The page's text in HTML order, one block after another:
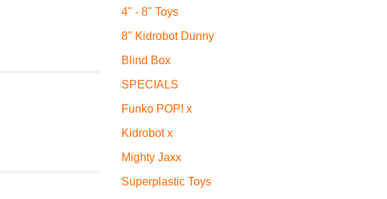
4" - 8" Toys
8" Kidrobot Dunny
Blind Box
SPECIALS
Funko POP! x
Kidrobot x
Mighty Jaxx
Superplastic Toys